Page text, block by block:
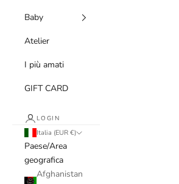
Baby
Atelier
I più amati
GIFT CARD
LOGIN
Italia (EUR €)
Paese/Area
geografica
Afghanistan